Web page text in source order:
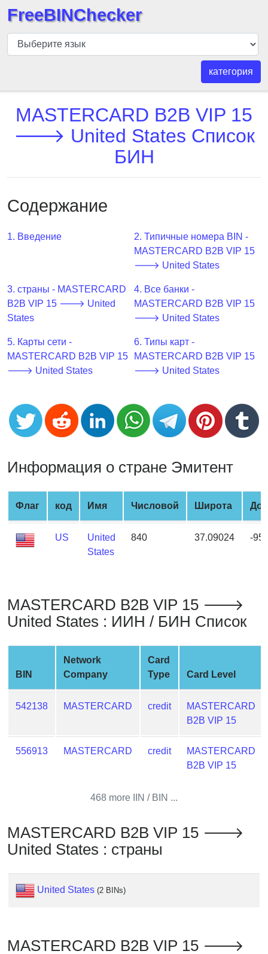
БИН
шашка
БИН
номер
БИН
BIN
BIN
v2
Generator
from
Banks
Credit
Card
Validator
Card
Generator
Credit
Card
Generate
Credit
Card
from
Card
Checker
Service
is
My
IP
IP
/
Validator
FreeBINChecker
категория
MASTERCARD B2B VIP 15
🡒 United States Список
БИН
Содержание
1. Введение
2. Типичные номера BIN -
MASTERCARD B2B VIP 15
🡒 United States
3. страны - MASTERCARD
B2B VIP 15 🡒 United
States
4. Все банки -
MASTERCARD B2B VIP 15
🡒 United States
5. Карты сети -
MASTERCARD B2B VIP 15
🡒 United States
6. Типы карт -
MASTERCARD B2B VIP 15
🡒 United States
Информация о стране Эмитент
Флаг код Имя Числовой Широта
US
United
States
840 37.09024 -
MASTERCARD B2B VIP 15 🡒
United States : ИИН / БИН Список
BIN
Network
Company
Card
Type
Card Level
542138 MASTERCARD credit
MASTERCARD
B2B VIP 15
556913 MASTERCARD credit
MASTERCARD
B2B VIP 15
468 more IIN / BIN ...
MASTERCARD B2B VIP 15 🡒
United States : страны
United States (2 BINs)
MASTERCARD B2B VIP 15 🡒